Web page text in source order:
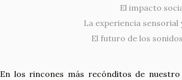
El impacto
La experiencia
El futuro de los
En los rincones más recónditos de